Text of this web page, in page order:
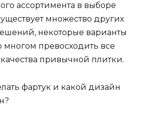
ассортимента в выборе
множество других
некоторые варианты
многом превосходить все
привычной плитки.
фартук и какой дизайн